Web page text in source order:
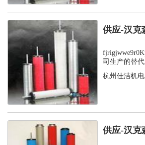
供应-汉克
司生产的替
杭州佳洁机
供应-汉克